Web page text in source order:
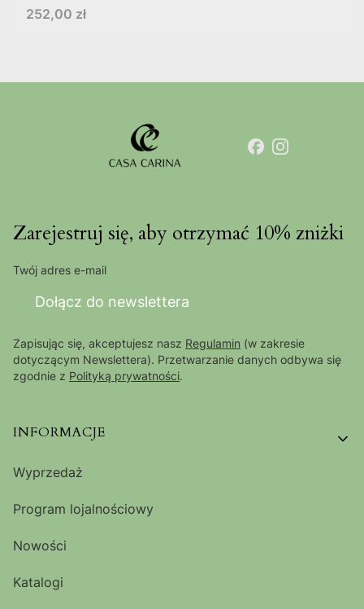
Cena
252,00 zł
Zarejestruj się, aby otrzymać 10% zniżki
Twój adres e-mail
Dołącz do newslettera
Zapisując się, akceptujesz nasz Regulamin (w zakresie
dotyczącym Newslettera). Przetwarzanie danych odbywa się
zgodnie z Polityką prywatności.
Linki w stopce
INFORMACJE
Wyprzedaż
Program lojalnościowy
Nowości
Katalogi